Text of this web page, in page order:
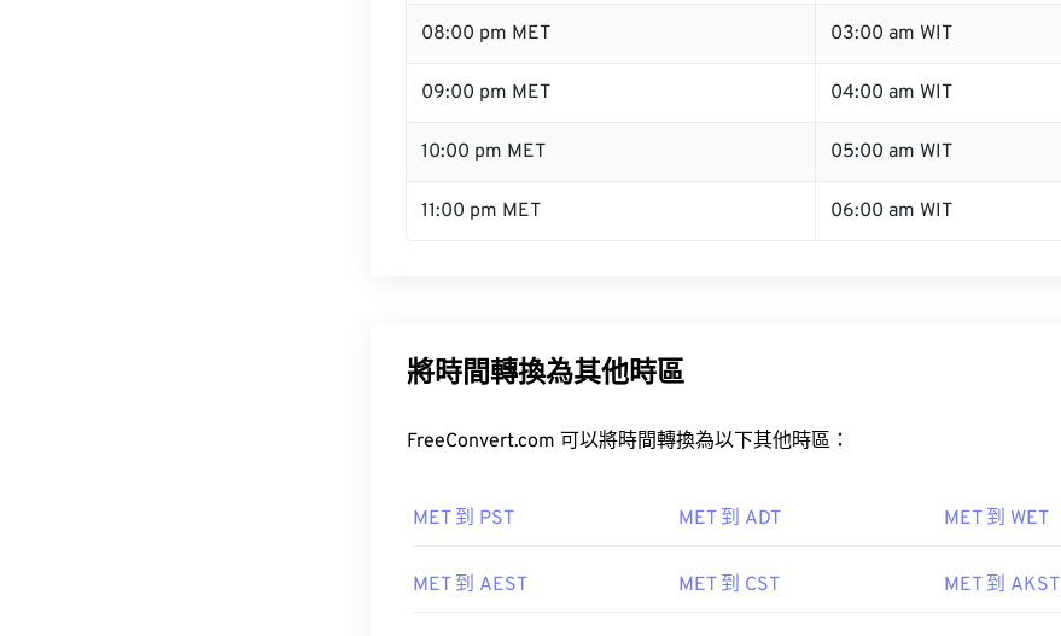
08:00 pm MET 03:00 am WIT
09:00 pm MET 04:00 am WIT
10:00 pm MET 05:00 am WIT
11:00 pm MET 06:00 am WIT
將時間轉換為其他時區
FreeConvert.com 可以將時間轉換為以下其他時區：
MET 到 PST MET 到 ADT MET 到 WET
MET 到 AEST MET 到 CST MET 到 AKST